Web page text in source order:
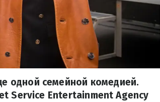
одной семейной комедией.
Service Entertainment Agency